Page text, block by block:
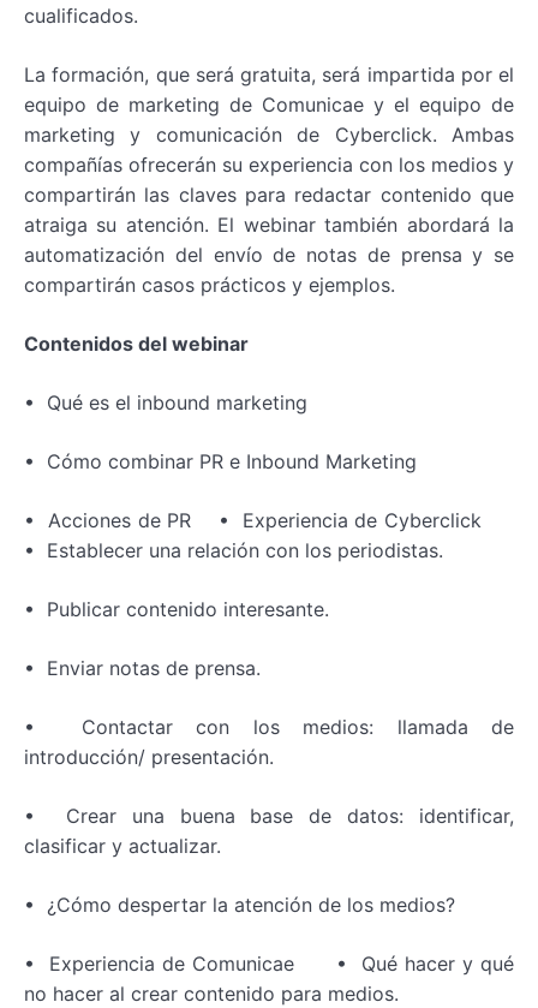
cualificados.
La formación, que será gratuita, será impartida por el
equipo de marketing de Comunicae y el equipo de
marketing y comunicación de Cyberclick. Ambas
compañías ofrecerán su experiencia con los medios y
compartirán las claves para redactar contenido que
atraiga su atención. El webinar también abordará la
automatización del envío de notas de prensa y se
compartirán casos prácticos y ejemplos.
Contenidos del webinar
• Qué es el inbound marketing
• Cómo combinar PR e Inbound Marketing
• Acciones de PR • Experiencia de Cyberclick
• Establecer una relación con los periodistas.
• Publicar contenido interesante.
• Enviar notas de prensa.
• Contactar con los medios: llamada de
introducción/ presentación.
• Crear una buena base de datos: identificar,
clasificar y actualizar.
• ¿Cómo despertar la atención de los medios?
• Experiencia de Comunicae • Qué hacer y qué
no hacer al crear contenido para medios.